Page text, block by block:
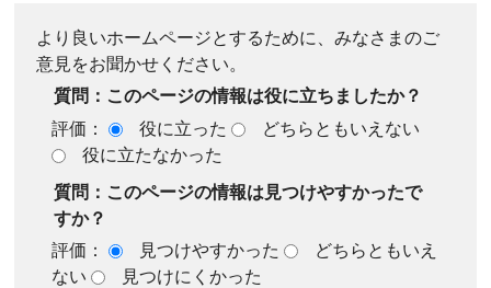
より良いホームページとするために、みなさまのご
意見をお聞かせください。
質問：このページの情報は役に立ちましたか？
評価：
役に立った
どちらともいえない
役に立たなかった
質問：このページの情報は見つけやすかったで
すか？
評価：
見つけやすかった
どちらともいえ
ない
見つけにくかった